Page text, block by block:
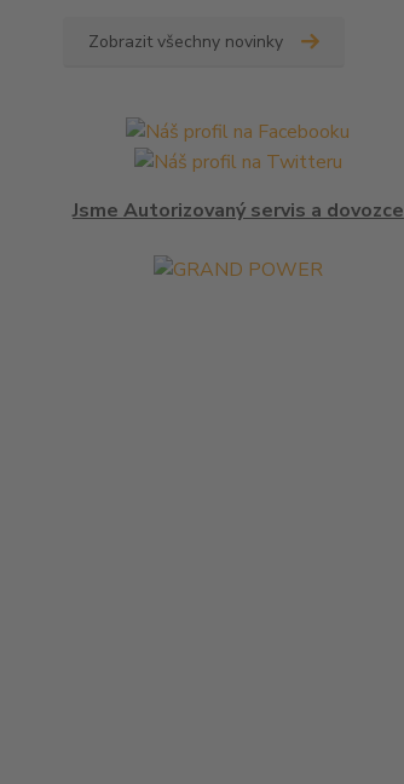
Zobrazit všechny novinky
Jsme Autorizovaný servis a dovozce